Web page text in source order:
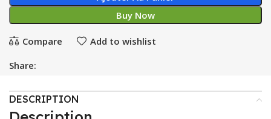
Buy Now
Compare Add to wishlist
Share:
DESCRIPTION